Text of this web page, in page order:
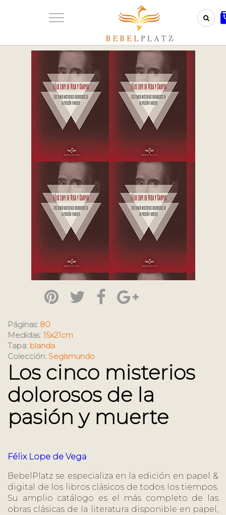
Páginas: 80
Medidas: 15x21cm
Tapa: blanda
Colección: Segismundo
Los cinco misterios
dolorosos de la
pasión y muerte
Félix Lope de Vega
BebelPlatz se especializa en la edición en papel &
digital de los libros clásicos de todos los tiempos.
Su amplio catálogo es el más completo de las
obras clásicas de la literatura disponible en papel,